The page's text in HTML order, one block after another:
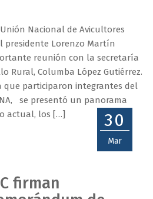
Nacional de Avicultores
presidente Lorenzo Martín
reunión con la secretaría
Rural, Columba López Gutiérrez.
participaron integrantes del
se presentó un panorama
actual, los […]
30
Mar
firman